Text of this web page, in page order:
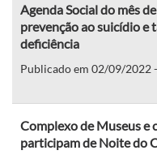
Agenda Social do mês
prevenção ao suicídio e
deficiência
Publicado em 02/09/2022
Complexo de Museus e
participam de Noite do